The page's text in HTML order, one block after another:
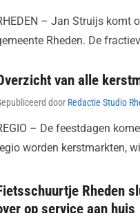
– Jan Struijs komt
Rheden. De
van alle
door Redactie Studio
– De feestdagen
worden kerstmarkten,
Rheden
op service aan huis